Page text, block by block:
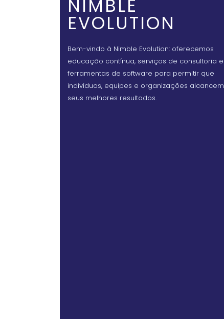
NIMBLE
EVOLUTION
Bem-vindo à Nimble Evolution: oferecemos
educação contínua, serviços de consultoria e
ferramentas de software para permitir que
indivíduos, equipes e organizações alcancem
seus melhores resultados.